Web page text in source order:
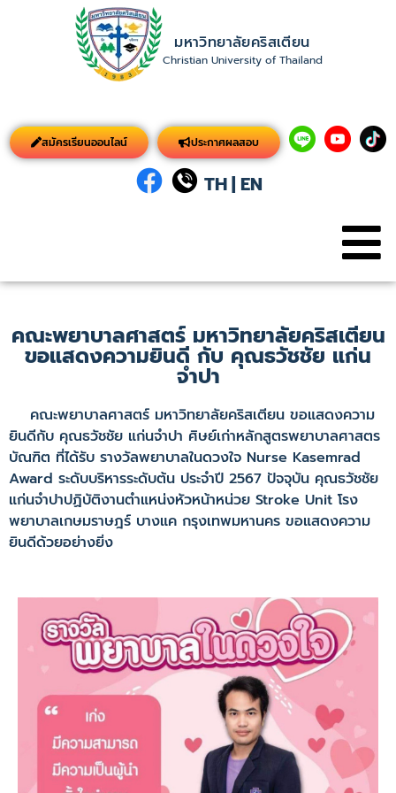
มหาวิทยาลัยคริสเตียน
Christian University of Thailand
สมัครเรียนออนไลน์ ประกาศผลสอบ
TH| EN
คณะพยาบาลศาสตร์ มหาวิทยาลัยคริสเตียน
ขอแสดงความยินดี กับ คุณธวัชชัย แก่น
จำปา
คณะพยาบาลศาสตร์ มหาวิทยาลัยคริสเตียน ขอแสดงความ
ยินดีกับ คุณธวัชชัย แก่นจำปา ศิษย์เก่าหลักสูตรพยาบาลศาสตร
บัณฑิต ที่ได้รับ รางวัลพยาบาลในดวงใจ Nurse Kasemrad
Award ระดับบริหารระดับต้น ประจำปี 2567 ปัจจุบัน คุณธวัชชัย
แก่นจำปาปฏิบัติงานตำแหน่งหัวหน้าหน่วย Stroke Unit โรง
พยาบาลเกษมราษฎร์ บางแค กรุงเทพมหานคร ขอแสดงความ
ยินดีด้วยอย่างยิ่ง